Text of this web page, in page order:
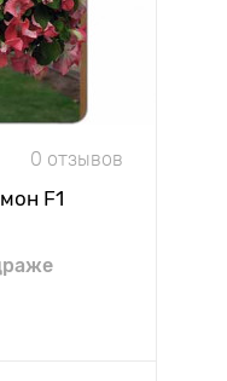
0 отзывов
F1